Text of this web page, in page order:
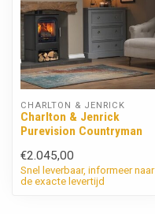
CHARLTON & JENRICK
Charlton & Jenrick
Purevision Countryman
€2.045,00
Snel leverbaar, informeer naar
de exacte levertijd